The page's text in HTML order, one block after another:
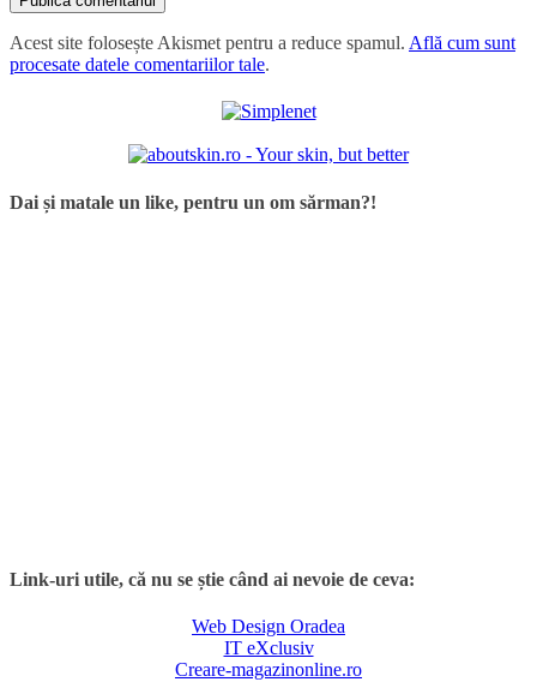
Acest site folosește Akismet pentru a reduce spamul. Află cum sunt
procesate datele comentariilor tale.
Dai și matale un like, pentru un om sărman?!
Link-uri utile, că nu se știe când ai nevoie de ceva:
Web Design Oradea
IT eXclusiv
Creare-magazinonline.ro